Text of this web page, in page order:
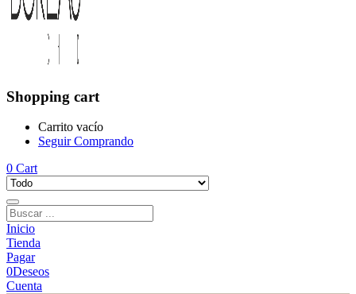
Shopping cart
Carrito vacío
Seguir Comprando
0 Cart
Inicio
Tienda
Pagar
0Deseos
Cuenta